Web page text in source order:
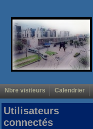
Nbre visiteurs Calendrier
Utilisateurs
connectés